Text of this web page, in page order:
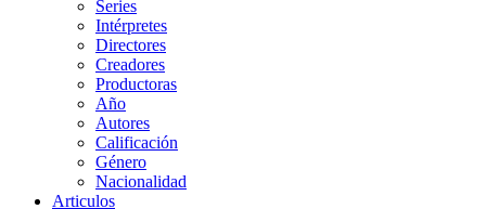
Series
Intérpretes
Directores
Creadores
Productoras
Año
Autores
Calificación
Género
Nacionalidad
Articulos